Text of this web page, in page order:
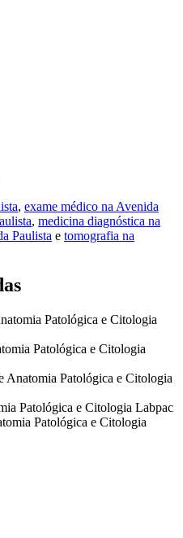
, exame médico na Avenida
, medicina diagnóstica na
Paulista e tomografia na
Patológica e Citologia
Patológica e Citologia
Anatomia Patológica e Citologia
Patológica e Citologia Labpac
Patológica e Citologia